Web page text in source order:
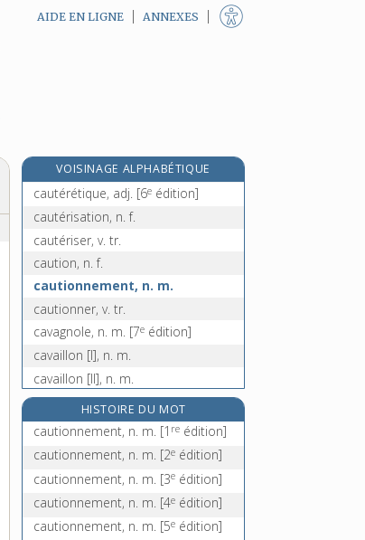
AIDE EN LIGNE ANNEXES
VOISINAGE ALPHABÉTIQUE
cautère, n. m.
cautérétique, adj. [6e édition]
cautérisation, n. f.
cautériser, v. tr.
caution, n. f.
cautionnement, n. m.
cautionner, v. tr.
cavagnole, n. m. [7e édition]
cavaillon [I], n. m.
cavaillon [II], n. m.
cavalcade, n. f.
cavalcader, v. intr.
cavalcadour, adj.
cavale [I], n. f.
HISTOIRE DU MOT
cautionnement, n. m. [1 re édition]
cautionnement, n. m. [2e édition]
cautionnement, n. m. [3e édition]
cautionnement, n. m. [4e édition]
cautionnement, n. m. [5e édition]